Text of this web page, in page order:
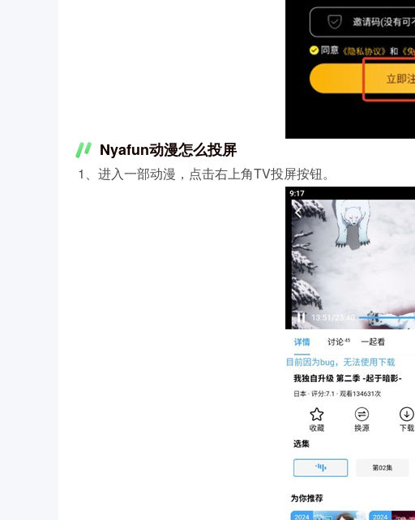
Nyafun动漫怎么投屏
1、进入一部动漫，点击右上角TV投屏按钮。